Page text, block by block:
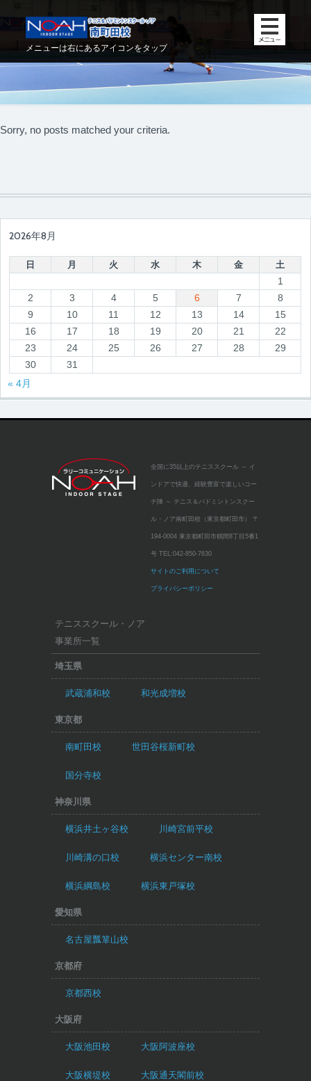
メニューは右にあるアイコンをタップ
Sorry, no posts matched your criteria.
2026年8月
日 月 火 水 木 金 土
1
2
3 4 5 6 7
8
9
10 11 12 13 14
15
16
17 18 19 20 21
22
23
24 25 26 27 28
29
30
31
« 4月
全国に35以上のテニススクール ～ イ
ンドアで快適、経験豊富で楽しいコー
チ陣 ～ テニス＆バドミントンスクー
ル・ノア南町田校（東京都町田市） 〒
194-0004 東京都町田市鶴間8丁目5番1
号 TEL:042-850-7630
サイトのご利用について
プライバシーポリシー
テニススクール・ノア
事業所一覧
埼玉県
武蔵浦和校 和光成増校
東京都
南町田校 世田谷桜新町校
国分寺校
神奈川県
横浜井土ヶ谷校 川崎宮前平校
川崎溝の口校 横浜センター南校
横浜綱島校 横浜東戸塚校
愛知県
名古屋瓢箪山校
京都府
京都西校
大阪府
大阪池田校 大阪阿波座校
大阪横堤校 大阪通天閣前校